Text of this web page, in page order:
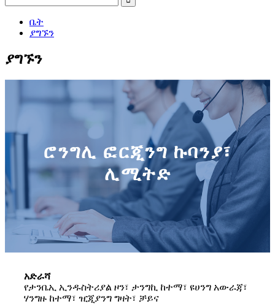
ቤት
ያግኙን
ያግኙን
ሮንግሊ ፎርጂንግ ኩባንያ፣
ሊሚትድ
አድራሻ
የታንቤኢ ኢንዱስትሪያል ዞን፣ ታንግኪ ከተማ፣ ዩሀንግ አውራጃ፣
ሃንግዙ ከተማ፣ ዢጂያንግ ግዛት፣ ቻይና